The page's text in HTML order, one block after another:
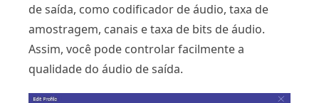
de saída, como codificador de áudio, taxa de
amostragem, canais e taxa de bits de áudio.
Assim, você pode controlar facilmente a
qualidade do áudio de saída.